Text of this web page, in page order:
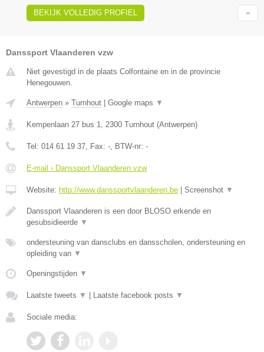
BEKIJK VOLLEDIG PROFIEL
Danssport Vlaanderen vzw
Niet gevestigd in de plaats Colfontaine en in de provincie
Henegouwen.
Antwerpen » Turnhout Google maps ▼
Kempenlaan 27 bus 1 2300 Turnhout (Antwerpen)
Tel: 014 61 19 37 , Fax: - , BTW-nr: -
E-mail › Danssport Vlaanderen vzw
Website: http://www.danssportvlaanderen.be Screenshot ▼
Danssport Vlaanderen is een door BLOSO erkende en
gesubsidieerde ▼
ondersteuning van dansclubs en dansscholen, ondersteuning en
opleiding van ▼
Openingstijden ▼
Laatste tweets ▼ Laatste facebook posts ▼
Sociale media: